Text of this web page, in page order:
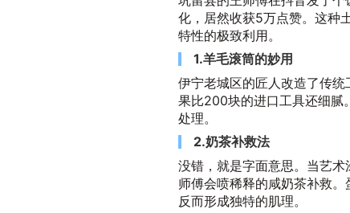
化，居然收获5万点赞。这种
特性的极致利用。
1.羊毛滚筒的妙用
伊宁老城区的匠人改造了传
果比200块的进口工具还细腻
处理。
2.奶茶补救法
没错，就是字面意思。当艺
师傅会喷稀释的咸奶茶补救
反而形成独特的肌理。